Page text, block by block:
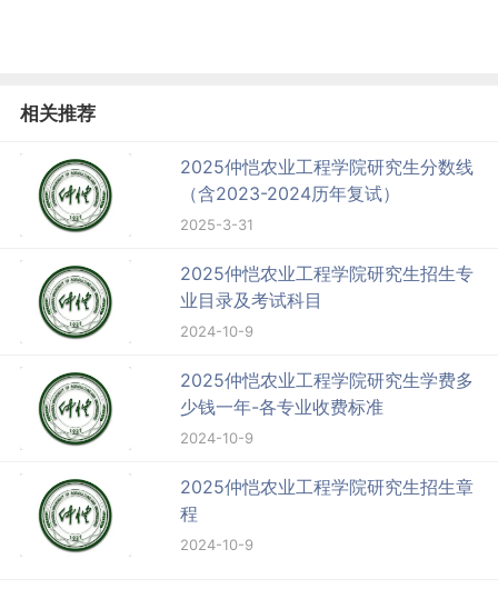
相关推荐
2025仲恺农业工程学院研究生分数线
（含2023-2024历年复试）
2025-3-31
2025仲恺农业工程学院研究生招生专
业目录及考试科目
2024-10-9
2025仲恺农业工程学院研究生学费多
少钱一年-各专业收费标准
2024-10-9
2025仲恺农业工程学院研究生招生章
程
2024-10-9